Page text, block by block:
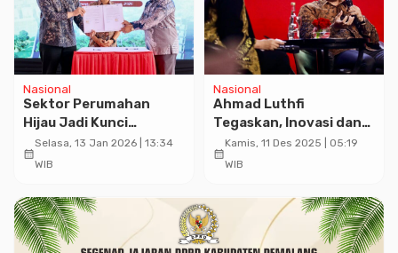
Nasional
Sektor Perumahan
Hijau Jadi Kunci
Strategis Transisi
Ekonomi Berkelanjutan
calendar_month
Selasa, 13 Jan 2026 | 13:34
WIB
Nasional
Ahmad Luthfi
Tegaskan, Inovasi dan
Collaborative
Government Jadi Nafas
Tengah
calendar_month
Kamis, 11 Des 2025 | 05:19
WIB